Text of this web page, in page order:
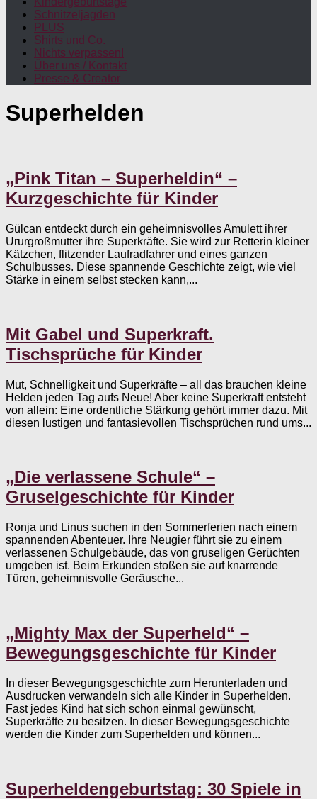
Schnitzeljagden
PLUS
Shirts und Co.
Nichts verpassen!
Über uns / Kontakt
Presse & Creator
Superhelden
„Pink Titan – Superheldin“ –
Kurzgeschichte für Kinder
Gülcan entdeckt durch ein geheimnisvolles Amulett ihrer
Ururgroßmutter ihre Superkräfte. Sie wird zur Retterin kleiner
Kätzchen, flitzender Laufradfahrer und eines ganzen
Schulbusses. Diese spannende Geschichte zeigt, wie viel
Stärke in einem selbst stecken kann,...
Mit Gabel und Superkraft.
Tischsprüche für Kinder
Mut, Schnelligkeit und Superkräfte – all das brauchen kleine
Helden jeden Tag aufs Neue! Aber keine Superkraft entsteht
von allein: Eine ordentliche Stärkung gehört immer dazu. Mit
diesen lustigen und fantasievollen Tischsprüchen rund ums...
„Die verlassene Schule“ –
Gruselgeschichte für Kinder
Ronja und Linus suchen in den Sommerferien nach einem
spannenden Abenteuer. Ihre Neugier führt sie zu einem
verlassenen Schulgebäude, das von gruseligen Gerüchten
umgeben ist. Beim Erkunden stoßen sie auf knarrende
Türen, geheimnisvolle Geräusche...
„Mighty Max der Superheld“ –
Bewegungsgeschichte für Kinder
In dieser Bewegungsgeschichte zum Herunterladen und
Ausdrucken verwandeln sich alle Kinder in Superhelden.
Fast jedes Kind hat sich schon einmal gewünscht,
Superkräfte zu besitzen. In dieser Bewegungsgeschichte
werden die Kinder zum Superhelden und können...
Superheldengeburtstag: 30 Spiele in